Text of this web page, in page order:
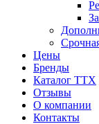
Цены
Бренды
Каталог ТТХ
Отзывы
О компании
Контакты